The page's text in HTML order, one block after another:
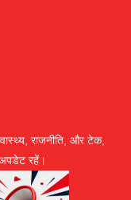
राजनीति, और टेक,
रहें।